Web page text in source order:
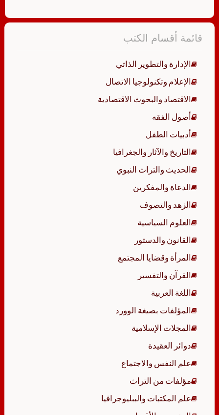
قائمة أقسام الكتب
الإدارة والتطوير الذاتي
الإعلام وتكنولوجيا الاتصال
الاقتصاد والبحوث الاقتصادية
أصول الفقه
أدبيات الطفل
التاريخ والآثار والجغرافيا
الحديث والتراث النبوي
الدعاة والمفكرين
الزهد والتصوف
العلوم السياسية
القانون والدستور
المرأة وقضايا المجتمع
القرآن والتفسير
اللغة العربية
المؤلفات بصيغة الوورد
المجلات الإسلامية
دوائر العقيدة
علم النفس والاجتماع
مؤلفات من التراث
علم المكتبات والببليوجرافيا